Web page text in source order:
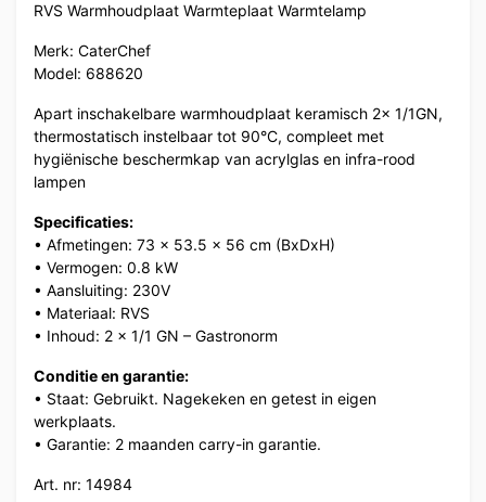
RVS Warmhoudplaat Warmteplaat Warmtelamp
Merk: CaterChef
Model: 688620
Apart inschakelbare warmhoudplaat keramisch 2x 1/1GN,
thermostatisch instelbaar tot 90°C, compleet met
hygiënische beschermkap van acrylglas en infra-rood
lampen
Specificaties:
• Afmetingen: 73 x 53.5 x 56 cm (BxDxH)
• Vermogen: 0.8 kW
• Aansluiting: 230V
• Materiaal: RVS
• Inhoud: 2 x 1/1 GN – Gastronorm
Conditie en garantie:
• Staat: Gebruikt. Nagekeken en getest in eigen
werkplaats.
• Garantie: 2 maanden carry-in garantie.
Art. nr: 14984